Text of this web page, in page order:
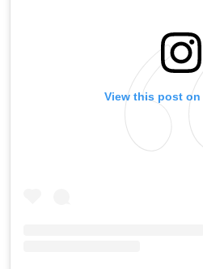
View this post on